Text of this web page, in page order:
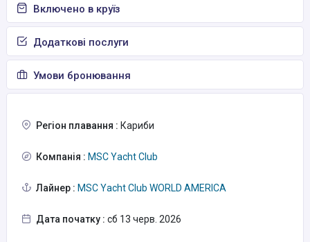
Включено в круїз
Додаткові послуги
Умови бронювання
Регіон плавання : Кариби
Компанія : MSC Yacht Club
Лайнер : MSC Yacht Club WORLD AMERICA
Дата початку : сб 13 черв. 2026